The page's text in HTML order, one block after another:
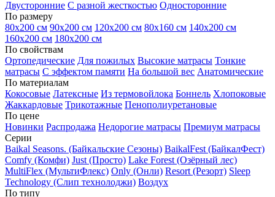
Двусторонние С разной жесткостью Односторонние
По размеру
80х200 см 90х200 см 120х200 см 80х160 см 140х200 см
160х200 см 180х200 см
По свойствам
Ортопедические Для пожилых Высокие матрасы Тонкие
матрасы С эффектом памяти На большой вес Анатомические
По материалам
Кокосовые Латексные Из термовойлока Боннель Хлопоковые
Жаккардовые Трикотажные Пенополиуретановые
По цене
Новинки Распродажа Недорогие матрасы Премиум матрасы
Серии
Baikal Seasons. (Байкальские Сезоны) BaikalFest (БайкалФест)
Comfy (Комфи) Just (Просто) Lake Forest (Озёрный лес)
MultiFlex (МультиФлекс) Only (Онли) Resort (Резорт) Sleep
Technology (Слип технолоджи) Воздух
По типу